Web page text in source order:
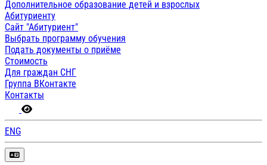
Дополнительное образование детей и взрослых
Абитуриенту
Сайт "Абитуриент"
Выбрать программу обучения
Подать документы о приёме
Стоимость
Для граждан СНГ
Группа ВКонтакте
Контакты
ENG